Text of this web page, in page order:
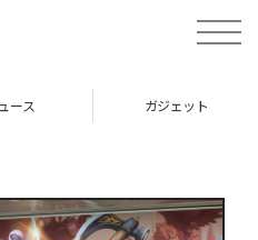
toggle
ース ガジェット